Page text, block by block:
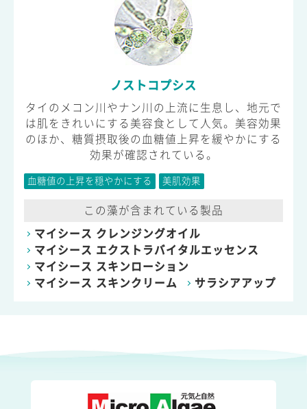
ノストコプシス
タイのメコン川やナン川の上流に生息し、地元で
は肌をきれいにする美容食として人気。美容効果
のほか、糖質摂取後の血糖値上昇を緩やかにする
効果が確認されている。
血糖値の上昇を穏やかにする 美肌効果
この藻が含まれている製品
マイシース クレンジングオイル
マイシース エクストラバイタルエッセンス
マイシース スキンローション
マイシース スキンクリーム
サラシアアップ